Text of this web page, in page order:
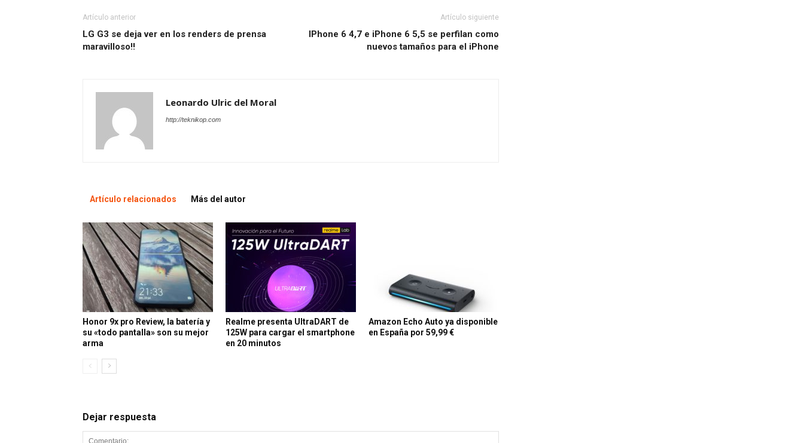
Artículo anterior
LG G3 se deja ver en los renders de prensa
maravilloso!!
Artículo siguiente
IPhone 6 4,7 e iPhone 6 5,5 se perfilan como
nuevos tamaños para el iPhone
Leonardo Ulric del Moral
http://teknikop.com
Artículo relacionados Más del autor
Honor 9x pro Review, la batería y
su «todo pantalla» son su mejor
arma
Realme presenta UltraDART de
125W para cargar el smartphone
en 20 minutos
Amazon Echo Auto ya disponible
en España por 59,99 €
Dejar respuesta